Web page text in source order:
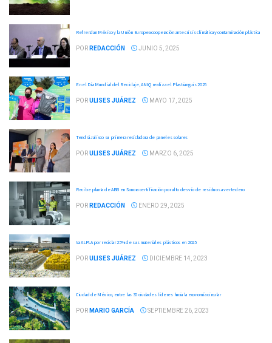
Refrendan México y la Unión Europea cooperación ante crisis climática y contaminación plástica
POR REDACCIÓN JUNIO 5, 2025
En el Día Mundial del Reciclaje, ANIQ realiza el Plastianguis 2025
PORULISES JUÁREZ MAYO 17, 2025
Tendrá Jalisco su primera recicladora de paneles solares
PORULISES JUÁREZ MARZO 6, 2025
Recibe planta de ABB en Sonora certificación por alto desvío de residuos a vertedero
POR REDACCIÓN ENERO 29, 2025
Va ALPLA por reciclar 25% de sus materiales plásticos en 2025
PORULISES JUÁREZ DICIEMBRE 14, 2023
Ciudad de México, entre las 30 ciudades líderes hacia la economía circular
POR MARIO GARCÍA SEPTIEMBRE 26, 2023